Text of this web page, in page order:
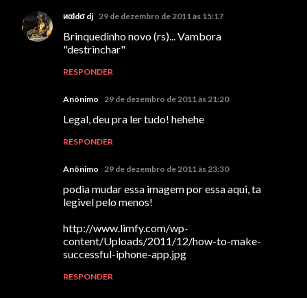
иαldσ dj 29 de dezembro de 2011 às 15:17
Brinquedinho novo (rs)... Vambora
"destrinchar"
RESPONDER
Anônimo 29 de dezembro de 2011 às 21:20
Legal, deu pra ler tudo! hehehe
RESPONDER
Anônimo 29 de dezembro de 2011 às 23:30
podia mudar essa imagem por essa aqui, ta
legivel pelo menos!
http://www.limfy.com/wp-
content/Uploads/2011/12/how-to-make-
successful-iphone-app.jpg
RESPONDER